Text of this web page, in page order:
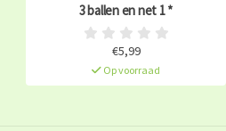
3 ballen en net 1 *
€5,99
Op voorraad